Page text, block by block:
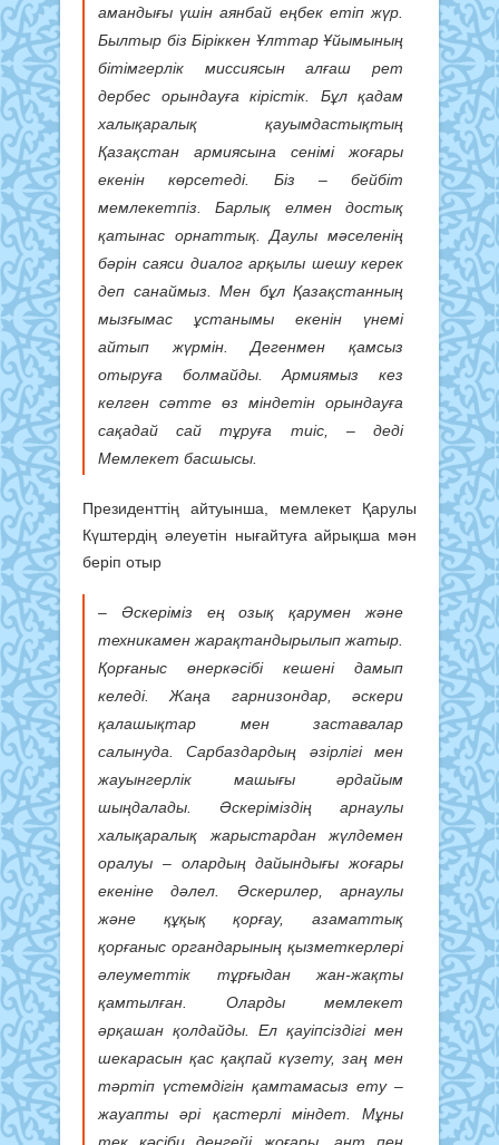
амандығы үшін аянбай еңбек етіп жүр.
Былтыр біз Біріккен Ұлттар Ұйымының
бітімгерлік миссиясын алғаш рет
дербес орындауға кірістік. Бұл қадам
халықаралық қауымдастықтың
Қазақстан армиясына сенімі жоғары
екенін көрсетеді. Біз – бейбіт
мемлекетпіз. Барлық елмен достық
қатынас орнаттық. Даулы мәселенің
бәрін саяси диалог арқылы шешу керек
деп санаймыз. Мен бұл Қазақстанның
мызғымас ұстанымы екенін үнемі
айтып жүрмін. Дегенмен қамсыз
отыруға болмайды. Армиямыз кез
келген сәтте өз міндетін орындауға
сақадай сай тұруға тиіс, – деді
Мемлекет басшысы.
Президенттің айтуынша, мемлекет Қарулы
Күштердің әлеуетін нығайтуға айрықша мән
беріп отыр
– Әскеріміз ең озық қарумен және
техникамен жарақтандырылып жатыр.
Қорғаныс өнеркәсібі кешені дамып
келеді. Жаңа гарнизондар, әскери
қалашықтар мен заставалар
салынуда. Сарбаздардың әзірлігі мен
жауынгерлік машығы әрдайым
шыңдалады. Әскеріміздің арнаулы
халықаралық жарыстардан жүлдемен
оралуы – олардың дайындығы жоғары
екеніне дәлел. Әскерилер, арнаулы
және құқық қорғау, азаматтық
қорғаныс органдарының қызметкерлері
әлеуметтік тұрғыдан жан-жақты
қамтылған. Оларды мемлекет
әрқашан қолдайды. Ел қауіпсіздігі мен
шекарасын қас қақпай күзету, заң мен
тәртіп үстемдігін қамтамасыз ету –
жауапты әрі қастерлі міндет. Мұны